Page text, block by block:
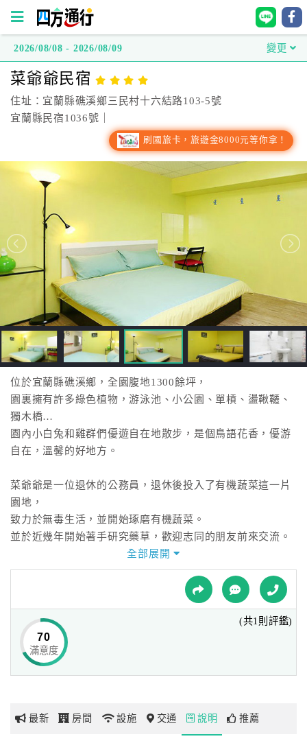
方
通
行
房
跟
飯
店
訂
房
HOT
特
民
宿
球
網
玩
2026/08/08 - 2026/08/09 變更
菜爺爺民宿
住址：宜蘭縣礁溪鄉三民村十六結路103-5號
宜蘭縣民宿1036號｜
刷國旅卡，旅遊金8000元等你拿！
位於宜蘭縣礁溪鄉，全園腹地1300餘坪，
園裏擁有許多綠色植物，游泳池、小公園、單槓、盪鞦韆、
獨木橋…
園內小白兔和雞群們優遊自在地散步，是個鳥語花香，優游
自在，溫馨的好地方。
菜爺爺是一位退休的公務員，退休後投入了有機蔬菜這一片
園地，
致力於無毒生活，並開始琢磨有機蔬菜。
並於近幾年開始著手研究藥草，歡迎志同的朋友前來交流。
菜奶奶是一位從事幼教，擁有近30年的豐富幼教經驗，熟知
相關幼兒相關以及小孩教育方式。
夫妻倆都喜歡結交朋友，因此開設了 ”菜爺爺親子蔬宿“。
早晨起床動一動~ 向美好的今天說聲早安！太陽公公也露出
微微的笑臉，
一朵一朵的白雲也正在向我說聲Hi～
菜爺爺親子蔬宿，讓您感受不一樣的生活體驗，
大象長長的鼻子，溜下去的那刻，煩惱也通通的溜走。
全部展開
70
滿意度
(共1則評鑑)
最新 房間 設施 交通 說明 推薦